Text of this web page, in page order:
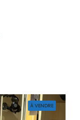
À VENDRE